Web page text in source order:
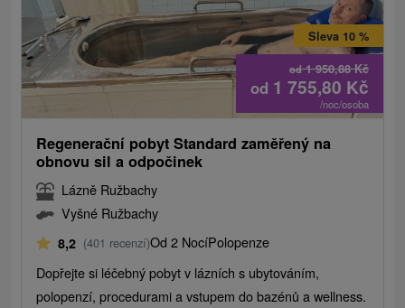
od1 950,88Kč
Sleva 10 %
od 1 755,80 Kč
/noc/osoba
Regenerační pobyt Standard zaměřený na
obnovu sil a odpočinek
Lázně Ružbachy
Vyšné Ružbachy
8,2 (401 recenzí)Od 2 NocíPolopenze
Dopřejte si léčebný pobyt v lázních s ubytováním,
polopenzí, procedurami a vstupem do bazénů a wellness.